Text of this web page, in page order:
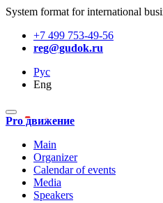
System format for international
+7 499 753-49-56
reg@gudok.ru
Рус
Eng
Pro движение
Main
Organizer
Calendar of events
Media
Speakers